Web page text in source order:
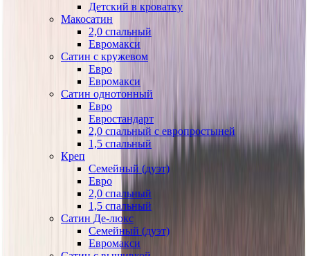
Детский в кроватку
Макосатин
2,0 спальный
Евромакси
Сатин с кружевом
Евро
Евромакси
Сатин однотонный
Евро
Евростандарт
2,0 спальный с европростыней
1,5 спальный
Креп
Семейный (дуэт)
Евро
2,0 спальный
1,5 спальный
Сатин Де-люкс
Семейный (дуэт)
Евромакси